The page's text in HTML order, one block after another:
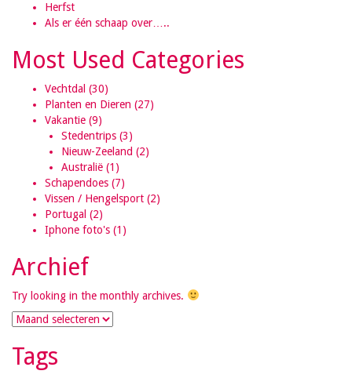
Herfst
Als er één schaap over…..
Most Used Categories
Vechtdal (30)
Planten en Dieren (27)
Vakantie (9)
Stedentrips (3)
Nieuw-Zeeland (2)
Australië (1)
Schapendoes (7)
Vissen / Hengelsport (2)
Portugal (2)
Iphone foto's (1)
Archief
Try looking in the monthly archives.
Archief
Tags